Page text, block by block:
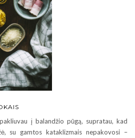
į balandžio pūgą, supratau, kad
su gamtos kataklizmais nepakovosi –